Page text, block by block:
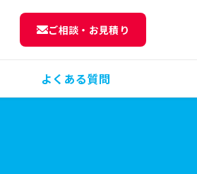
ご相談・お見積り
よくある質問